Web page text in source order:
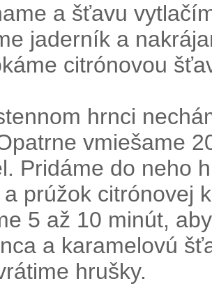
a šťavu
jaderník a
citrónovou
hrnci
vmiešame
Pridáme do neho
prúžok citrónovej
5 až 10 minút,
a karamelovú
hrušky.